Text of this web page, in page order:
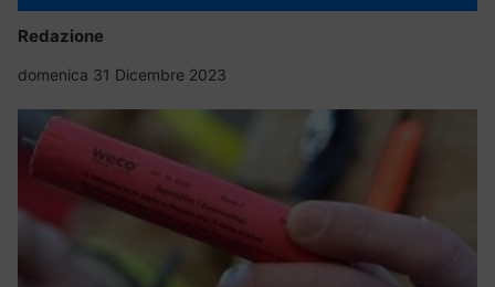
Redazione
domenica 31 Dicembre 2023